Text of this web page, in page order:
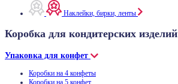
Наклейки, бирки, ленты
Коробка для кондитерских изделий
Упаковка для конфет
Коробки на 4 конфеты